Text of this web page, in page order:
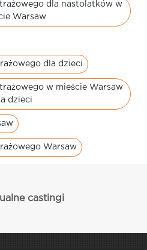
dla nastolatków w
Warsaw
dla dzieci
w mieście Warsaw
dzieci
Warsaw
castingi